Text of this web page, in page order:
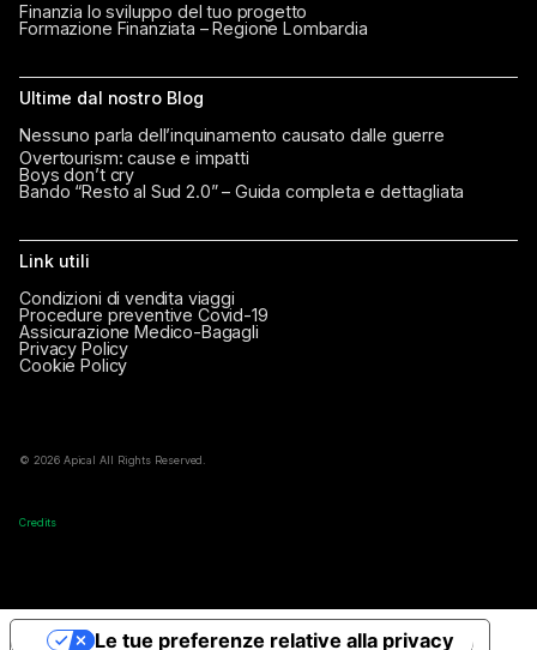
Finanzia lo sviluppo del tuo progetto
Formazione Finanziata – Regione Lombardia
Ultime dal nostro Blog
Nessuno parla dell’inquinamento causato dalle guerre
Overtourism: cause e impatti
Boys don’t cry
Bando “Resto al Sud 2.0” – Guida completa e dettagliata
Link utili
Condizioni di vendita viaggi
Procedure preventive Covid-19
Assicurazione Medico-Bagagli
Privacy Policy
Cookie Policy
© 2026 Apical All Rights Reserved.
Credits
Le tue preferenze relative alla privacy